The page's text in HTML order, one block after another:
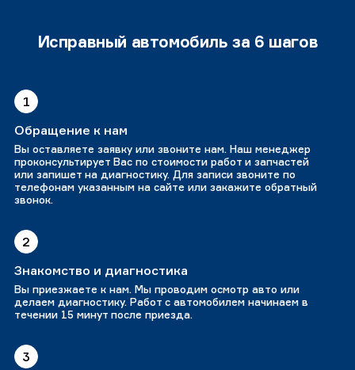
Исправный автомобиль за 6 шагов
1
Обращение к нам
Вы оставляете заявку или звоните нам. Наш менеджер
проконсультирует Вас по стоимости работ и запчастей
или запишет на диагностику. Для записи звоните по
телефонам указанным на сайте или закажите обратный
звонок.
2
Знакомство и диагностика
Вы приезжаете к нам. Мы проводим осмотр авто или
делаем диагностику. Работ с автомобилем начинаем в
течении 15 минут после приезда.
3